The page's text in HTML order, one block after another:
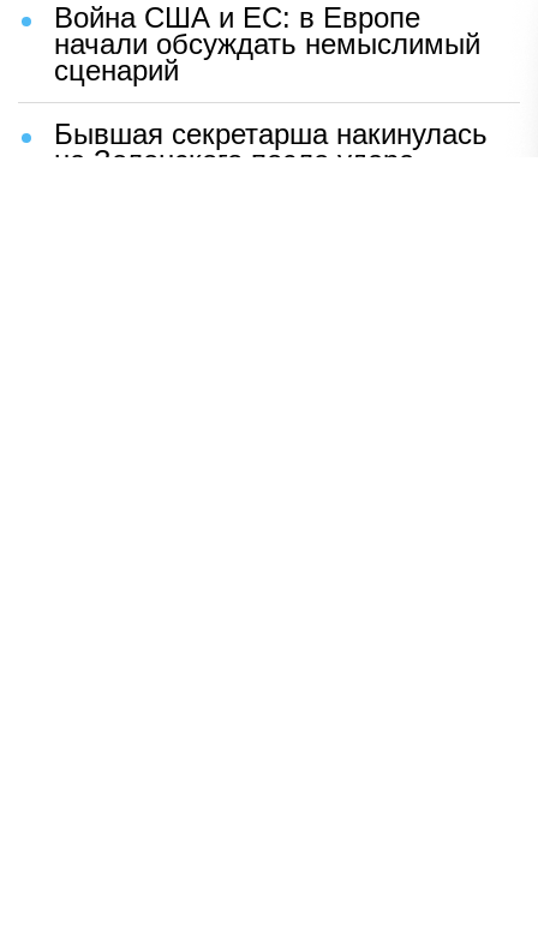
Война США и ЕС: в Европе
начали обсуждать немыслимый
сценарий
Бывшая секретарша накинулась
на Зеленского после удара